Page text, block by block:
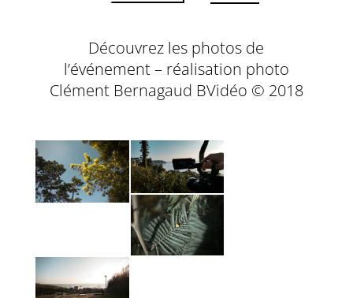
Découvrez les photos de
l’événement – réalisation photo
Clément Bernagaud BVidéo © 2018